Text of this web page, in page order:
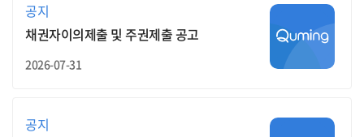
공지
채권자이의제출 및 주권제출 공고
2026-07-31
공지